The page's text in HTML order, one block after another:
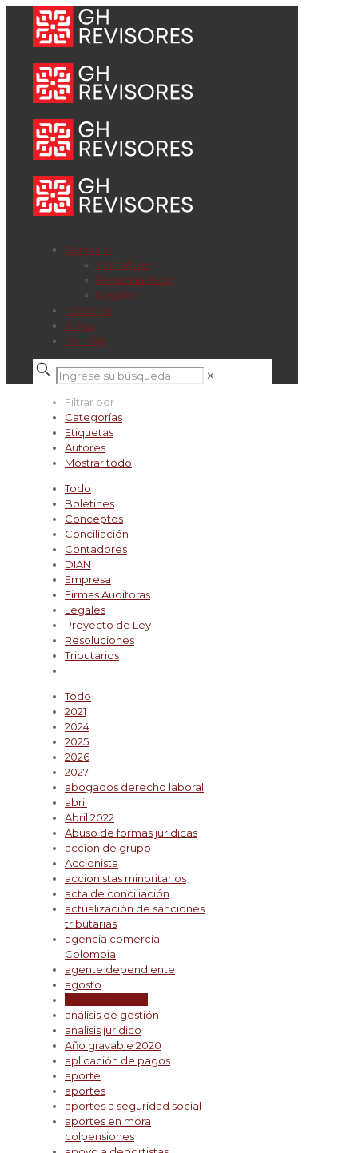
Servicios
Contables
Revisoría fiscal
Legales
Nosotros
Blogs
Noticias
✕
Filtrar por
Categorías
Etiquetas
Autores
Mostrar todo
Todo
Boletines
Conceptos
Conciliación
Contadores
DIAN
Empresa
Firmas Auditoras
Legales
Proyecto de Ley
Resoluciones
Tributarios
Todo
2021
2024
2025
2026
2027
abogados derecho laboral
abril
Abril 2022
Abuso de formas jurídicas
accion de grupo
Accionista
accionistas minoritarios
acta de conciliación
actualización de sanciones
tributarias
agencia comercial
Colombia
agente dependiente
agosto
análisis de gestión
analisis juridico
Año gravable 2020
aplicación de pagos
aporte
aportes
aportes a seguridad social
aportes en mora
colpensiones